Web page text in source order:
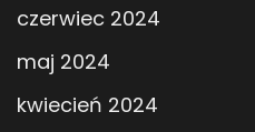
czerwiec 2024
maj 2024
kwiecień 2024